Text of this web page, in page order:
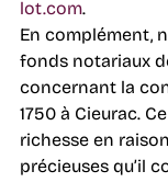
lot.com.
En complément,
fonds notariaux
concernant la
1750 à Cieurac.
richesse en
précieuses qu’il